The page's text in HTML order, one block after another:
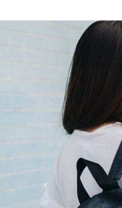
encaixam com suas fotos e